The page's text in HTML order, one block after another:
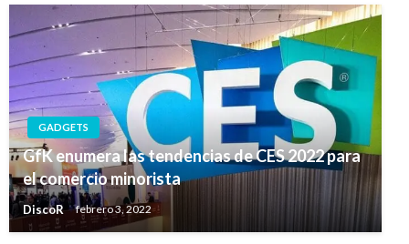
GADGETS
GfK enumera las tendencias de CES 2022 para
el comercio minorista
DiscoR febrero 3, 2022